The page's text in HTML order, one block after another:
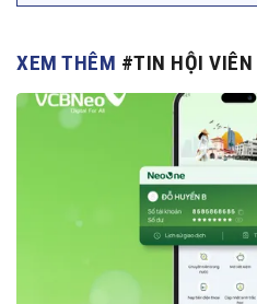
XEM THÊM #TIN HỘI VIÊN